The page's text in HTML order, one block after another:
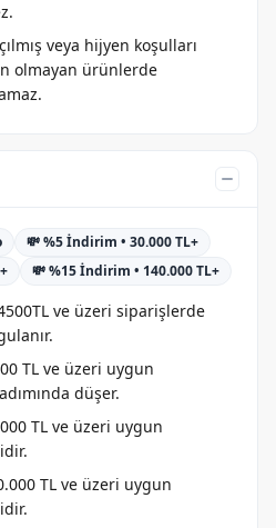
veya hijyen koşulları
olmayan ürünlerde
💸 %5 İndirim • 30.000 TL+
💸 %15 İndirim • 140.000 TL+
ve üzeri siparişlerde
TL ve üzeri uygun
düşer.
TL ve üzeri uygun
TL ve üzeri uygun